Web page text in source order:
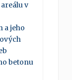
v
a jeho
betonu